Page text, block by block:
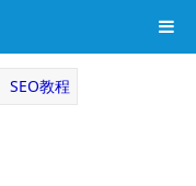
SEO教程